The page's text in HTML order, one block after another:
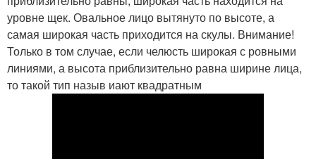
уровне щек. Овальное лицо вытянуто по высоте, а
самая широкая часть приходится на скулы. Внимание!
Только в том случае, если челюсть широкая с ровными
линиями, а высота приблизительно равна ширине лица,
то такой тип назыв иают квадратным